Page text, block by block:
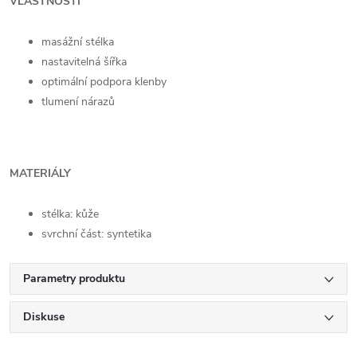
masážní stélka
nastavitelná šířka
optimální podpora klenby
tlumení nárazů
MATERIÁLY
stélka: kůže
svrchní část: syntetika
Parametry produktu
Diskuse